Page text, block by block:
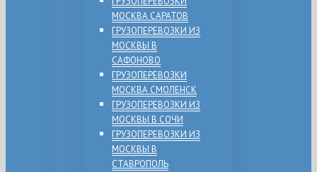
МОСКВА САРАТОВ
ГРУЗОПЕРЕВОЗКИ ИЗ
МОСКВЫ В
САФОНОВО
ГРУЗОПЕРЕВОЗКИ
МОСКВА СМОЛЕНСК
ГРУЗОПЕРЕВОЗКИ ИЗ
МОСКВЫ В СОЧИ
ГРУЗОПЕРЕВОЗКИ ИЗ
МОСКВЫ В
СТАВРОПОЛЬ